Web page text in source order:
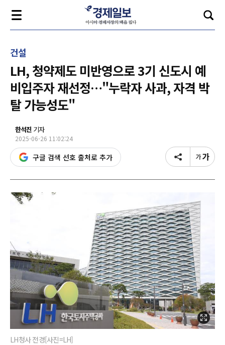
건설
LH, 청약제도 미반영으로 3기 신도시 예
비입주자 재선정…"누락자 사과, 자격 박
탈 가능성도"
한석진 기자
2025-06-26 11:02:24
구글 검색 선호 출처로 추가
LH청사 전경[사진=LH]